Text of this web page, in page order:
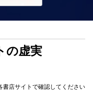
の虚実
書店サイトで確認してください